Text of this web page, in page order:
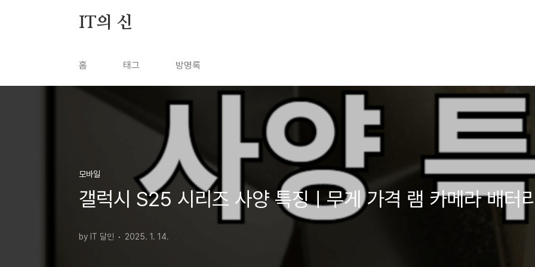
IT의 신
홈 태그 방명록
모바일
갤럭시 S25 시리즈 사양 특징ㅣ무게 가격 램 카메라 배터
by IT 달인 2025. 1. 14.